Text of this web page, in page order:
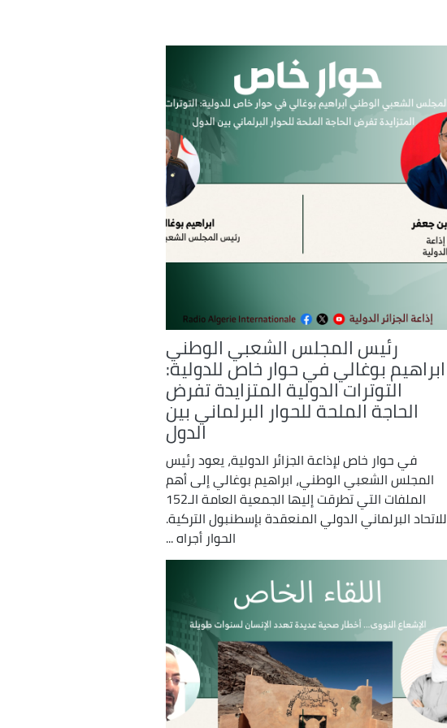
or
رئيس المجلس الشعبي الوطني
ابراهيم بوغالي في حوار خاص للدولية:
التوترات الدولية المتزايدة تفرض
الحاجة الملحة للحوار البرلماني بين
الدول
في حوار خاص لإذاعة الجزائر الدولية، يعود رئيس
المجلس الشعبي الوطني، ابراهيم بوغالي إلى أهم
الملفات التي تطرقت إليها الجمعية العامة الـ152
للاتحاد البرلماني الدولي المنعقدة بإسطنبول التركية.
الحوار أجراه ...